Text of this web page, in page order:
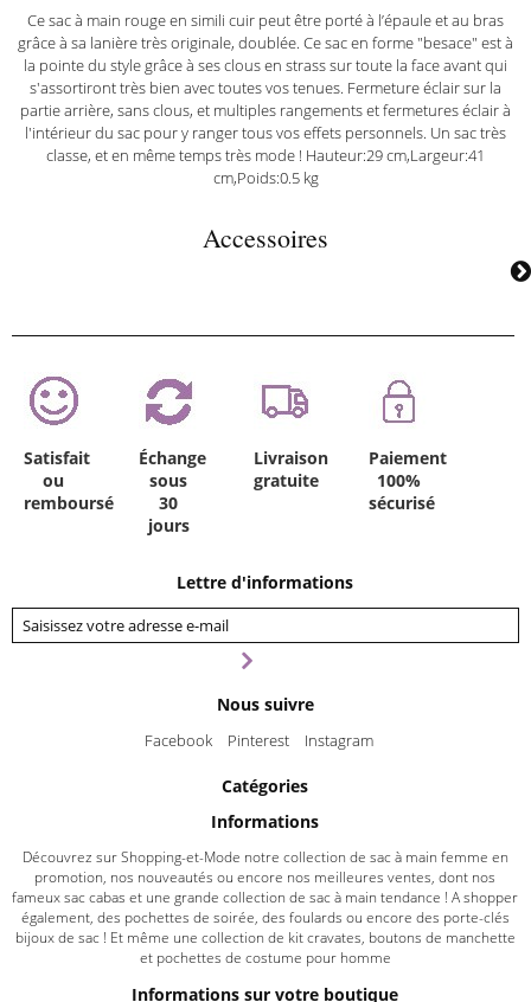
Ce sac à main rouge en simili cuir peut être porté à l’épaule et au bras
grâce à sa lanière très originale, doublée. Ce sac en forme "besace" est à
la pointe du style grâce à ses clous en strass sur toute la face avant qui
s'assortiront très bien avec toutes vos tenues. Fermeture éclair sur la
partie arrière, sans clous, et multiples rangements et fermetures éclair à
l'intérieur du sac pour y ranger tous vos effets personnels. Un sac très
classe, et en même temps très mode ! Hauteur:29 cm,Largeur:41
cm,Poids:0.5 kg
Accessoires
Satisfait
ou
remboursé
Échange
sous
30
jours
Livraison
gratuite
Paiement
100%
sécurisé
Lettre d'informations
Nous suivre
Facebook Pinterest Instagram
Catégories
Informations
Découvrez sur Shopping-et-Mode notre collection de sac à main femme en
promotion, nos nouveautés ou encore nos meilleures ventes, dont nos
fameux sac cabas et une grande collection de sac à main tendance ! A shopper
également, des pochettes de soirée, des foulards ou encore des porte-clés
bijoux de sac ! Et même une collection de kit cravates, boutons de manchette
et pochettes de costume pour homme
Informations sur votre boutique